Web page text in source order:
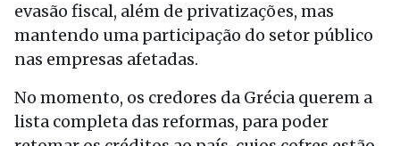
evasão fiscal, além de privatizações, mas
mantendo uma participação do setor público
nas empresas afetadas.
No momento, os credores da Grécia querem a
lista completa das reformas, para poder